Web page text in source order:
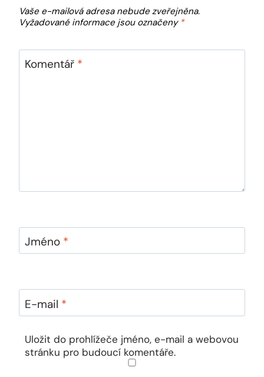
Vaše e-mailová adresa nebude zveřejněna.
Vyžadované informace jsou označeny *
Komentář *
Jméno *
E-mail *
Uložit do prohlížeče jméno, e-mail a webovou
stránku pro budoucí komentáře.